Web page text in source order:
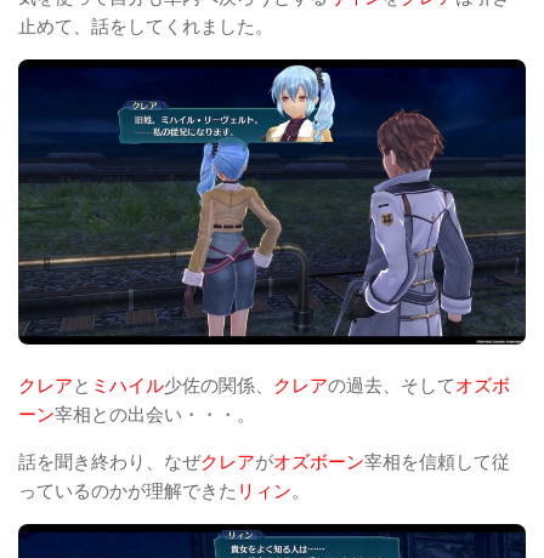
止めて、話をしてくれました。
クレアと ミハイル少佐の関係、 クレアの過去、そしてオズボ
ーン宰相との出会い・・・。
話を聞き終わり、なぜクレアがオズボーン宰相を信頼して従
っているのかが理解できた リィン。